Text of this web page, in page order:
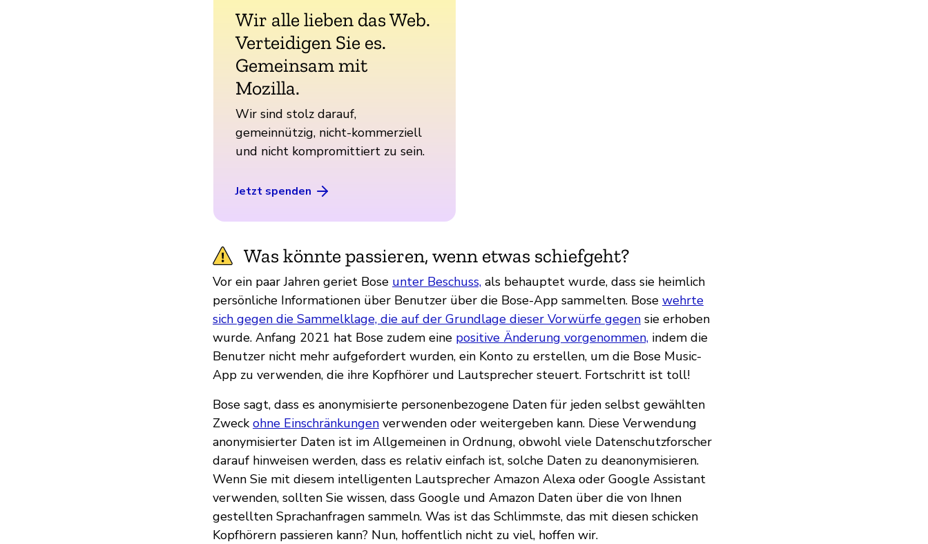
Wir alle lieben das Web.
Verteidigen Sie es.
Gemeinsam mit
Mozilla.
Wir sind stolz darauf,
gemeinnützig, nicht-kommerziell
und nicht kompromittiert zu sein.
Jetzt spenden
Was könnte passieren, wenn etwas schiefgeht?
Vor ein paar Jahren geriet Bose unter Beschuss, als behauptet wurde, dass sie heimlich
persönliche Informationen über Benutzer über die Bose-App sammelten. Bose wehrte
sich gegen die Sammelklage, die auf der Grundlage dieser Vorwürfe gegen sie erhoben
wurde. Anfang 2021 hat Bose zudem eine positive Änderung vorgenommen, indem die
Benutzer nicht mehr aufgefordert wurden, ein Konto zu erstellen, um die Bose Music-
App zu verwenden, die ihre Kopfhörer und Lautsprecher steuert. Fortschritt ist toll!
Bose sagt, dass es anonymisierte personenbezogene Daten für jeden selbst gewählten
Zweckohne Einschränkungen verwenden oder weitergeben kann. Diese Verwendung
anonymisierter Daten ist im Allgemeinen in Ordnung, obwohl viele Datenschutzforscher
darauf hinweisen werden, dass es relativ einfach ist, solche Daten zu deanonymisieren.
Wenn Sie mit diesem intelligenten Lautsprecher Amazon Alexa oder Google Assistant
verwenden, sollten Sie wissen, dass Google und Amazon Daten über die von Ihnen
gestellten Sprachanfragen sammeln. Was ist das Schlimmste, das mit diesen schicken
Kopfhörern passieren kann? Nun, hoffentlich nicht zu viel, hoffen wir.